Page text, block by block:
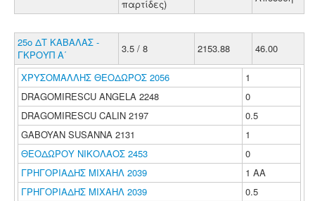
παρτίδες)
25ο ΔΤ ΚΑΒΑΛΑΣ -
ΓΚΡΟΥΠ Α΄
3.5 / 8 2153.88 46.00
ΧΡΥΣΟΜΑΛΛΗΣ ΘΕΟΔΩΡΟΣ 2056
1
DRAGOMIRESCU ANGELA 2248
0
DRAGOMIRESCU CALIN 2197
0.5
GABOYAN SUSANNA 2131
1
ΘΕΟΔΩΡΟΥ ΝΙΚΟΛΑΟΣ 2453
0
ΓΡΗΓΟΡΙΑΔΗΣ ΜΙΧΑΗΛ 2039
1 ΑΑ
ΓΡΗΓΟΡΙΑΔΗΣ ΜΙΧΑΗΛ 2039
0.5